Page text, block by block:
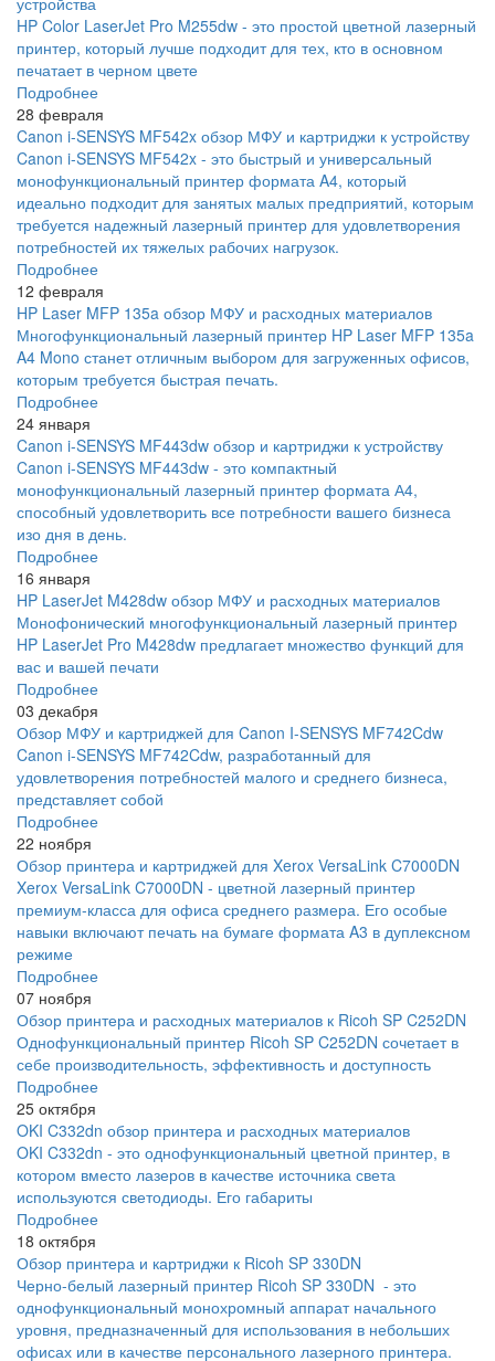
HP Color LaserJet Pro M255dw - это простой цветной лазерный
принтер, который лучше подходит для тех, кто в основном
печатает в черном цвете
Подробнее
28 февраля
Canon i-SENSYS MF542x обзор МФУ и картриджи к устройству
Canon i-SENSYS MF542x - это быстрый и универсальный
монофункциональный принтер формата A4, который
идеально подходит для занятых малых предприятий, которым
требуется надежный лазерный принтер для удовлетворения
потребностей их тяжелых рабочих нагрузок.
Подробнее
12 февраля
HP Laser MFP 135a обзор МФУ и расходных материалов
Многофункциональный лазерный принтер HP Laser MFP 135a
A4 Mono станет отличным выбором для загруженных офисов,
которым требуется быстрая печать.
Подробнее
24 января
Canon i-SENSYS MF443dw обзор и картриджи к устройству
Canon i-SENSYS MF443dw - это компактный
монофункциональный лазерный принтер формата А4,
способный удовлетворить все потребности вашего бизнеса
изо дня в день.
Подробнее
16 января
HP LaserJet M428dw обзор МФУ и расходных материалов
Монофонический многофункциональный лазерный принтер
HP LaserJet Pro M428dw предлагает множество функций для
вас и вашей печати
Подробнее
03 декабря
Обзор МФУ и картриджей для Canon I-SENSYS MF742Cdw
Canon i-SENSYS MF742Cdw, разработанный для
удовлетворения потребностей малого и среднего бизнеса,
представляет собой
Подробнее
22 ноября
Обзор принтера и картриджей для Xerox VersaLink C7000DN
Xerox VersaLink C7000DN - цветной лазерный принтер
премиум-класса для офиса среднего размера. Его особые
навыки включают печать на бумаге формата A3 в дуплексном
режиме
Подробнее
07 ноября
Обзор принтера и расходных материалов к Ricoh SP C252DN
Однофункциональный принтер Ricoh SP C252DN сочетает в
себе производительность, эффективность и доступность
Подробнее
25 октября
OKI C332dn обзор принтера и расходных материалов
OKI C332dn - это однофункциональный цветной принтер, в
котором вместо лазеров в качестве источника света
используются светодиоды. Его габариты
Подробнее
18 октября
Обзор принтера и картриджи к Ricoh SP 330DN
Черно-белый лазерный принтер Ricoh SP 330DN - это
однофункциональный монохромный аппарат начального
уровня, предназначенный для использования в небольших
офисах или в качестве персонального лазерного принтера.